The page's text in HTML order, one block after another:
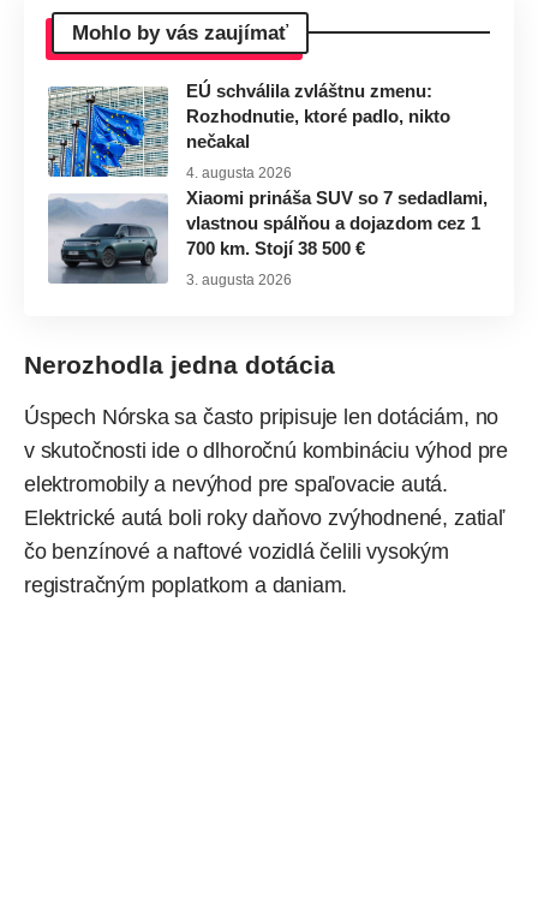
Mohlo by vás zaujímať
EÚ schválila zvláštnu zmenu:
Rozhodnutie, ktoré padlo, nikto
nečakal
4. augusta 2026
Xiaomi prináša SUV so 7 sedadlami,
vlastnou spálňou a dojazdom cez 1
700 km. Stojí 38 500 €
3. augusta 2026
Nerozhodla jedna dotácia
Úspech Nórska sa často pripisuje len dotáciám, no
v skutočnosti ide o dlhoročnú kombináciu výhod pre
elektromobily a nevýhod pre spaľovacie autá.
Elektrické autá boli roky daňovo zvýhodnené, zatiaľ
čo benzínové a naftové vozidlá čelili vysokým
registračným poplatkom a daniam.